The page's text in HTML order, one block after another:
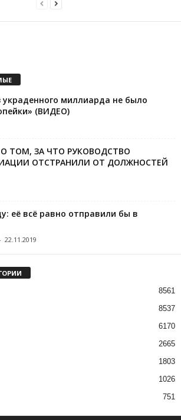
миллиарда не было
(ВИДЕО)
О ТОМ, ЗА ЧТО РУКОВОДСТВО
ОТСТРАНИЛИ ОТ ДОЛЖНОСТЕЙ
её всё равно отправили бы в
22.11.2019
8561
8537
6170
2665
1803
1026
751